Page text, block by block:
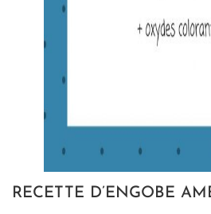
RECETTE D’ENGOBE